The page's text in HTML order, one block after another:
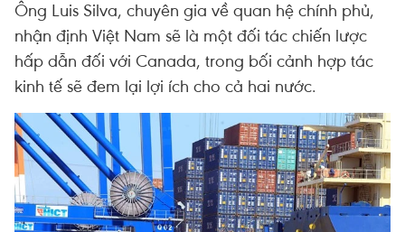
Ông Luis Silva, chuyên gia về quan hệ chính phủ,
nhận định Việt Nam sẽ là một đối tác chiến lược
hấp dẫn đối với Canada, trong bối cảnh hợp tác
kinh tế sẽ đem lại lợi ích cho cả hai nước.